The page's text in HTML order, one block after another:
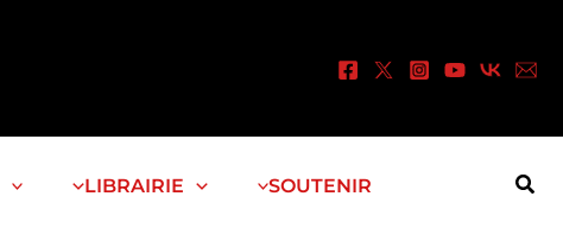
LIBRAIRIE SOUTENIR